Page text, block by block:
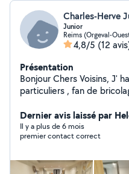
Charles-Herve
Junior
Reims (Orgeval-
4,8/5 (12
Présentation
Bonjour Chers Voisins, J'
particuliers , fan de
Dernier avis laissé par
Il y a plus de 6 mois
premier contact correct